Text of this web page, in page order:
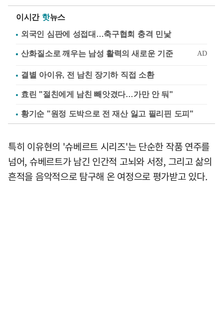
이시간 핫뉴스
외국인 심판에 성접대…축구협회 충격 민낯
결별 아이유, 전 남친 장기하 직접 소환
효린 "절친에게 남친 빼앗겼다…가만 안 둬"
황기순 "원정 도박으로 전 재산 잃고 필리핀 도피"
특히 이유현의 '슈베르트 시리즈'는 단순한 작품 연주를
넘어, 슈베르트가 남긴 인간적 고뇌와 서정, 그리고 삶의
흔적을 음악적으로 탐구해 온 여정으로 평가받고 있다.